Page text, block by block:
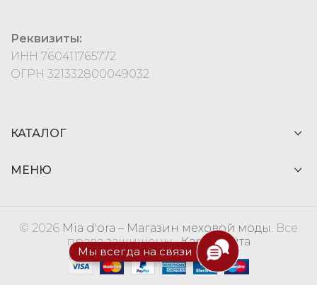
Реквизиты:
ИНН 760411765772
ОГРН 321332800049032
КАТАЛОГ
МЕНЮ
© 2026 Mia d'ora – Магазин меховой моды . Все
права защищеныКарта сайта
Мы всегда на связи